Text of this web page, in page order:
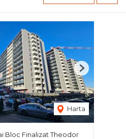
Harta
Next
Bloc Finalizat Theodor